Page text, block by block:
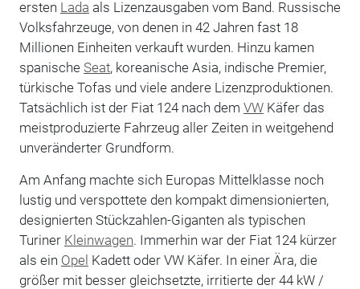
ersten Lada als Lizenzausgaben vom Band. Russische
Volksfahrzeuge, von denen in 42 Jahren fast 18
Millionen Einheiten verkauft wurden. Hinzu kamen
spanische Seat, koreanische Asia, indische Premier,
türkische Tofas und viele andere Lizenzproduktionen.
Tatsächlich ist der Fiat 124 nach dem VWKäfer das
meistproduzierte Fahrzeug aller Zeiten in weitgehend
unveränderter Grundform.
Am Anfang machte sich Europas Mittelklasse noch
lustig und verspottete den kompakt dimensionierten,
designierten Stückzahlen-Giganten als typischen
Turiner Kleinwagen. Immerhin war der Fiat 124 kürzer
als ein Opel Kadett oder VW Käfer. In einer Ära, die
größer mit besser gleichsetzte, irritierte der 44 kW /